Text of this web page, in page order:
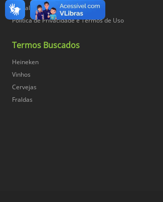
Trabalhe Conosco
Política de Privacidade e Termos de Uso
Termos Buscados
Heineken
Vinhos
Cervejas
Fraldas